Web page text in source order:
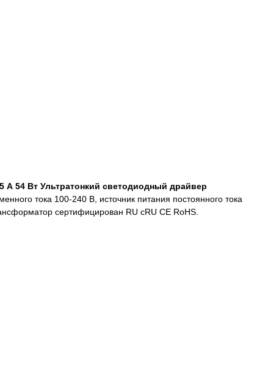
А 54 Вт Ультратонкий светодиодный драйвер
тока 100-240 В, источник питания постоянного тока
сертифицирован RU cRU CE RoHS.